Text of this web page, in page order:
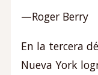
—Roger Berry
En la tercera
Nueva York